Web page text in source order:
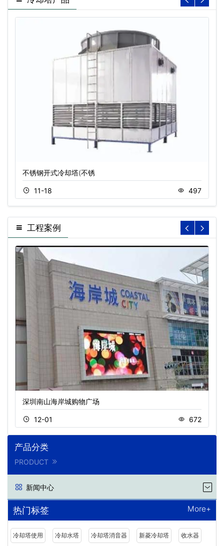
不锈钢开式冷却塔(不锈
11-18 497
工程案例
深圳南山海岸城购物广场
12-01 672
产品分类
PRODUCT
新闻中心
热门标签 More+
冷却塔使用 冷却水塔 冷却塔消音器 新菱冷却塔 收水器